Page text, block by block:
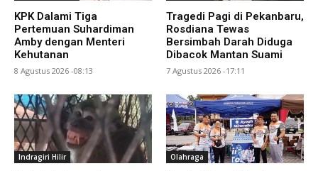
KPK Dalami Tiga
Pertemuan Suhardiman
Amby dengan Menteri
Kehutanan
8 Agustus 2026 -08:13
Tragedi Pagi di Pekanbaru,
Rosdiana Tewas
Bersimbah Darah Diduga
Dibacok Mantan Suami
7 Agustus 2026 -17:11
Indragiri Hilir Olahraga